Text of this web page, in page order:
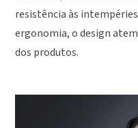
resistência às
ergonomia, o design
dos produtos.